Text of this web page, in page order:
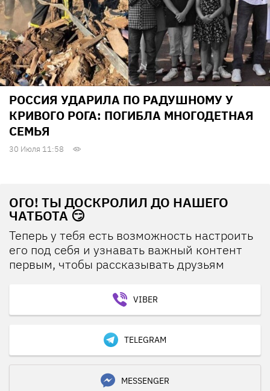
РОССИЯ УДАРИЛА ПО РАДУШНОМУ У
КРИВОГО РОГА: ПОГИБЛА МНОГОДЕТНАЯ
СЕМЬЯ
30 Июля 11:58
ОГО! ТЫ ДОСКРОЛИЛ ДО НАШЕГО
ЧАТБОТА 😏
Теперь у тебя есть возможность настроить
его под себя и узнавать важный контент
первым, чтобы рассказывать друзьям
VIBER
TELEGRAM
MESSENGER